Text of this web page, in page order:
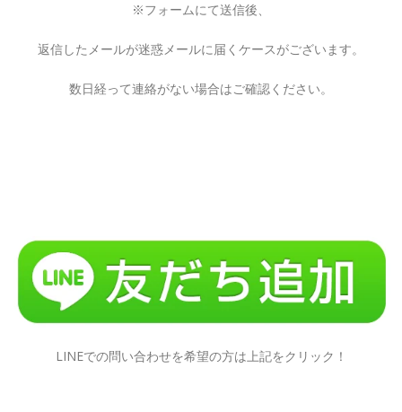
※フォームにて送信後、
返信したメールが迷惑メールに届くケースがございます。
数日経って連絡がない場合はご確認ください。
LINEでの問い合わせを希望の方は上記をクリック！